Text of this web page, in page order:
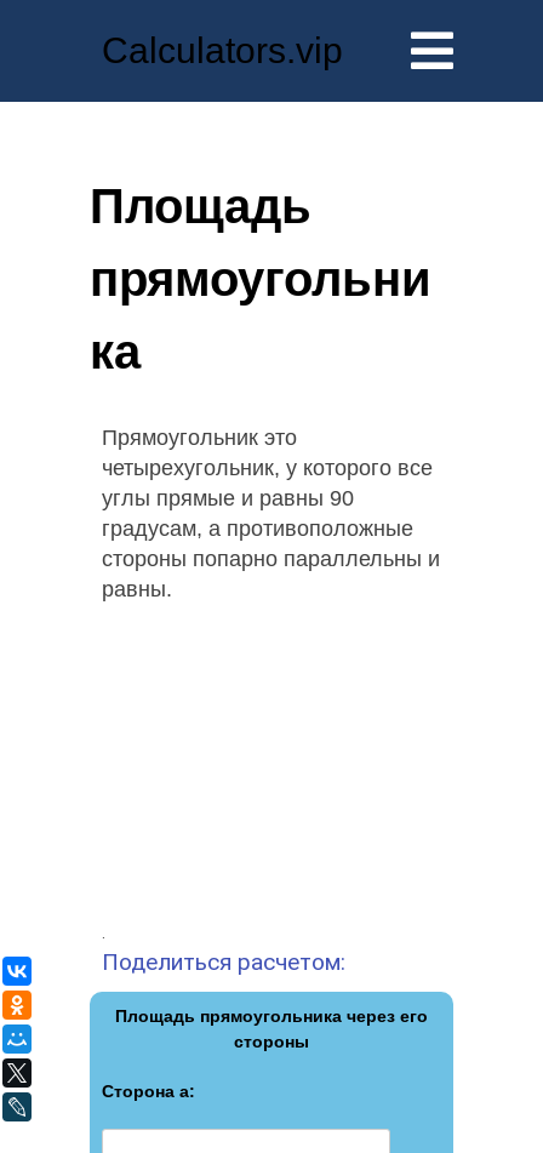
Calculators.vip
Площадь
прямоугольни
ка
Прямоугольник это
четырехугольник, у которого все
углы прямые и равны 90
градусам, а противоположные
стороны попарно параллельны и
равны.
Поделиться расчетом:
Площадь прямоугольника через его
стороны
Сторона а:
ВКонтакте
Одноклассники